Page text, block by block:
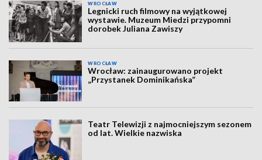
WROCŁAW
Legnicki ruch filmowy na wyjątkowej
wystawie. Muzeum Miedzi przypomni
dorobek Juliana Zawiszy
WROCŁAW
Wrocław: zainaugurowano projekt
„Przystanek Dominikańska”
Teatr Telewizji z najmocniejszym sezonem
od lat. Wielkie nazwiska